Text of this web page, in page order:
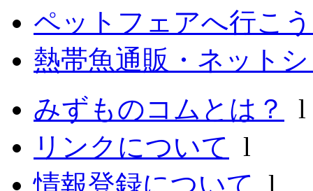
ペットフェアへ行こ
熱帯魚通販・ネット
みずものコムとは？
リンクについて l
情報登録について l